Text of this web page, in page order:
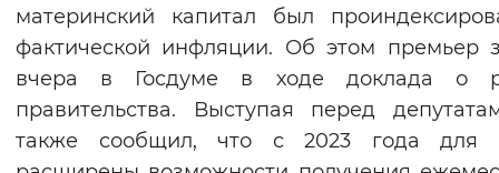
материнский капитал был
фактической инфляции. Об этом премьер
вчера в Госдуме в ходе доклада о
правительства. Выступая перед
также сообщил, что с 2023 года для